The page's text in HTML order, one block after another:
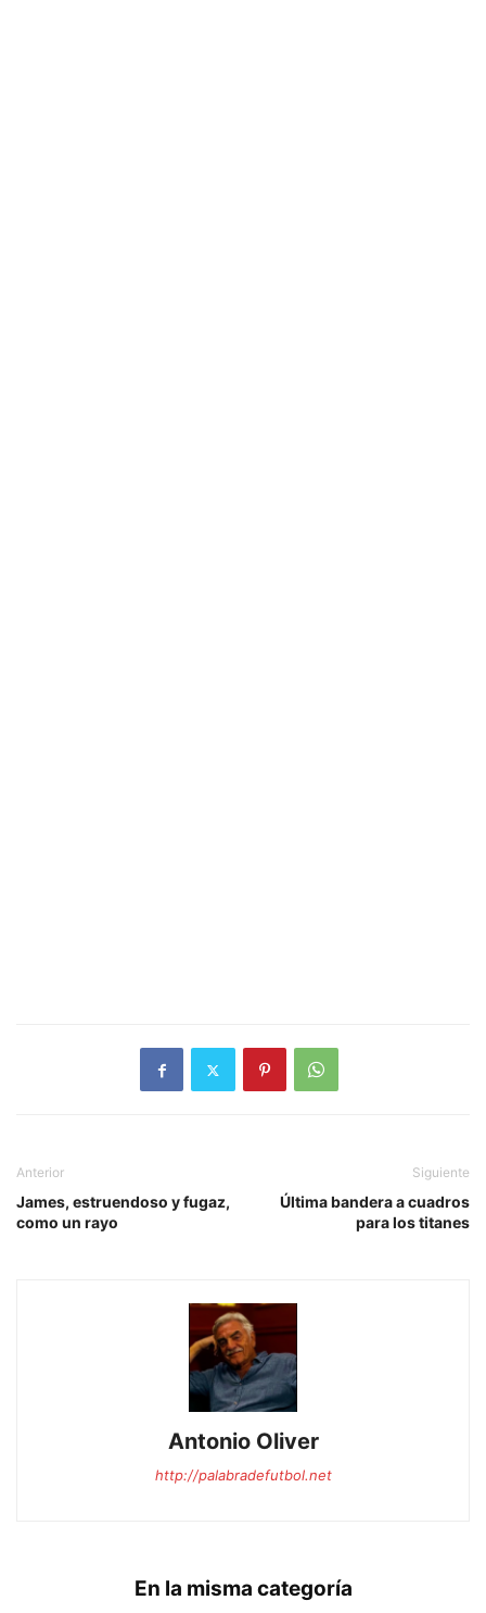
Anterior
James, estruendoso y fugaz,
como un rayo
Siguiente
Última bandera a cuadros
para los titanes
Antonio Oliver
http://palabradefutbol.net
En la misma categoría